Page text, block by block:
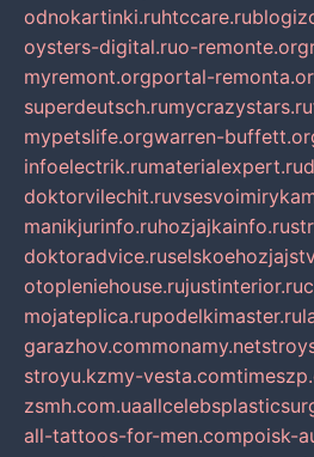
odnokartinki.ruhtccare.ru
oysters-digital.ruo-remonte.org
myremont.orgportal-
superdeutsch.rumycrazystars.ru
mypetslife.orgwarren-
infoelectrik.rumaterialexpert.ru
doktorvilechit.ru
manikjurinfo.ruhozjajkainfo.ru
doktoradvice.ru
otopleniehouse.rujustinterior.ru
mojateplica.rupodelkimaster.ru
garazhov.commonamy.net
stroyu.kzmy-vesta.com
zsmh.com.ua
all-tattoos-for-men.compoisk-